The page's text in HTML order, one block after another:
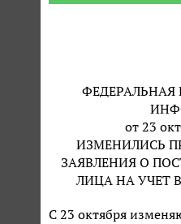
от 23
ИЗМЕНИЛИСЬ
ЗАЯВЛЕНИЯ О
ЛИЦА НА УЧЕТ
С 23 октября